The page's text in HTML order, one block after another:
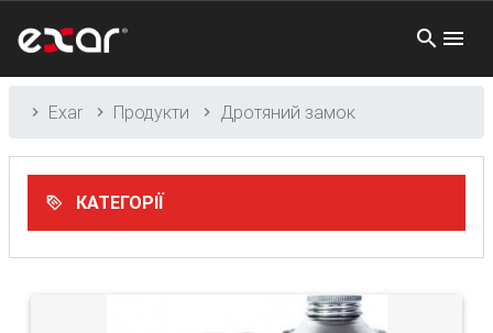
Exar Продукти Дротяний замок
КАТЕГОРІЇ